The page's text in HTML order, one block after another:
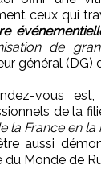
ceux qui
de
général (DG)
vous
de la
la France en la
aussi
du Monde de